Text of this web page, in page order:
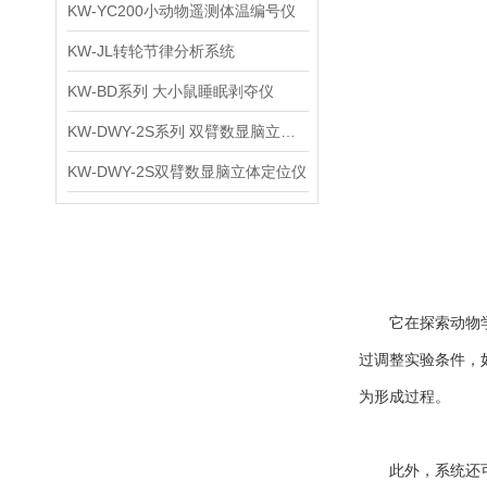
KW-YC200小动物遥测体温编号仪
KW-JL转轮节律分析系统
KW-BD系列 大小鼠睡眠剥夺仪
KW-DWY-2S双臂数显脑立体定位仪
它在探索动物学
过调整实验条件，
为形成过程。
此外，系统还可